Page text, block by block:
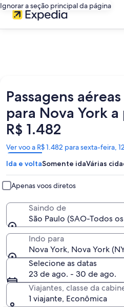
Ignorar a seção principal da página
Passagens
para Nova York
R$ 1.482
Ver voo a R$ 1.482 para sexta-feira,
Abre
em
uma
nova
janela
Ida e voltaSomente idaVárias
Apenas voos diretos
Saindo de
São Paulo (SAO-Todos
Indo para
Nova York, Nova York
Selecione as datas
23 de ago. - 30 de ago.
Viajantes, classe da
1 viajante, Econômica